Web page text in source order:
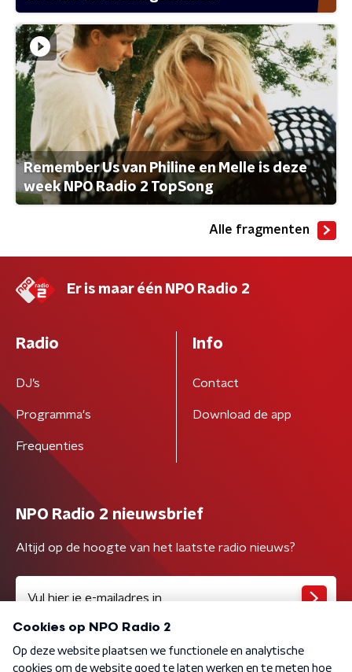
Remember Us van Philine en Melle is deze
week NPO Radio 2 TopSong
Alle fragmenten
Er is maar één NPO Radio 2
Radio
DJ’s
Programma's
Frequenties
Info
Contact
Download de app
NPO Radio 2 nieuwsbrief
Altijd op de hoogte van het laatste radio nieuws?